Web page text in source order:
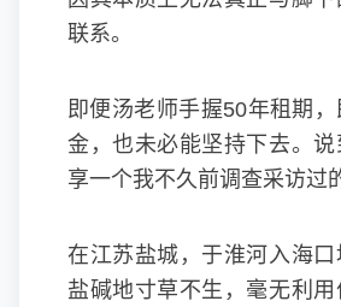
联系。
即便汤老师手握50年租期
金，也未必能坚持下去。
享一个我不久前调查采访过
在江苏盐城，于淮河入海
盐碱地寸草不生，毫无利